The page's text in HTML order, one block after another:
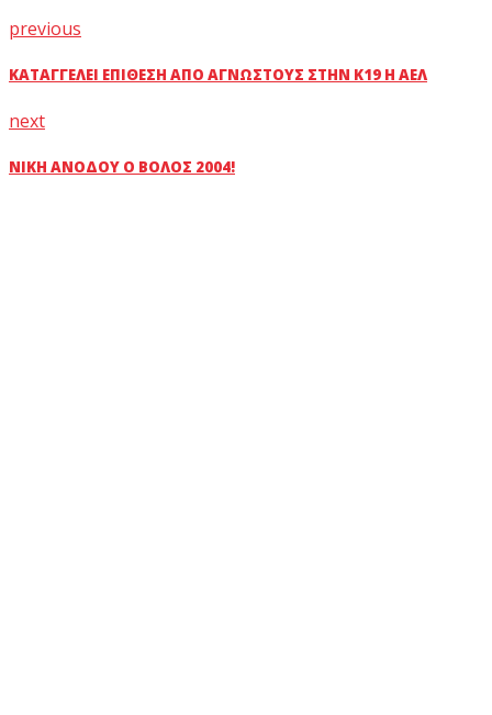
previous
ΚΑΤΑΓΓΈΛΕΙ ΕΠΊΘΕΣΗ ΑΠΌ ΑΓΝΏΣΤΟΥΣ ΣΤΗΝ Κ19 Η ΑΕΛ
next
ΝΊΚΗ ΑΝΌΔΟΥ Ο ΒΌΛΟΣ 2004!